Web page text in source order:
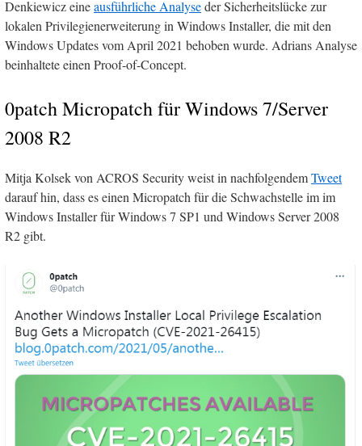
Denkiewicz eineausführliche Analyseder Sicherheitslücke zur
lokalen Privilegienerweiterung in Windows Installer, die mit den
Windows Updates vom April 2021 behoben wurde. Adrians Analyse
beinhaltete einen Proof-of-Concept.
0patch Micropatch für Windows 7/Server
2008 R2
Mitja Kolsek von ACROS Security weist in nachfolgendemTweet
darauf hin, dass es einen Micropatch für die Schwachstelle im im
Windows Installer für Windows 7 SP1 und Windows Server 2008
R2 gibt.